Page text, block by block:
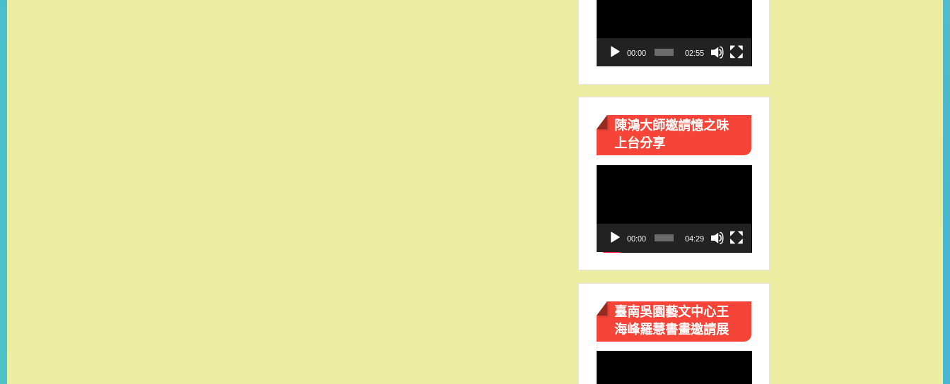
00:00 02:55
陳鴻大師邀請憶之味
上台分享
放
00:00 04:29
臺南吳園藝文中心王
海峰羅慧書畫邀請展